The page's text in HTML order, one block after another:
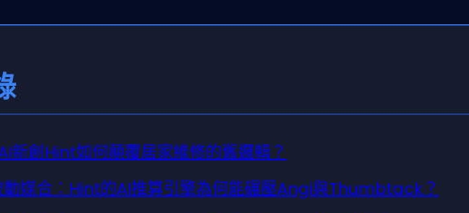
新創Hint如何顛覆居家維修的舊邏輯？
動媒合：Hint的AI推算引擎為何能碾壓Angi與Thumbtack？